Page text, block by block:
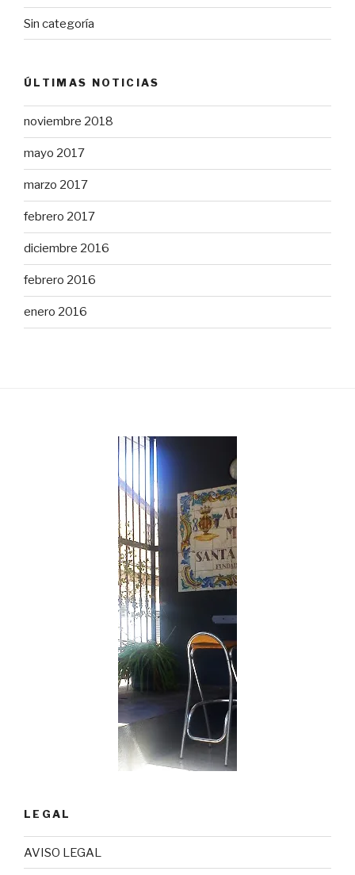
Sin categoría
ÚLTIMAS NOTICIAS
noviembre 2018
mayo 2017
marzo 2017
febrero 2017
diciembre 2016
febrero 2016
enero 2016
LEGAL
AVISO LEGAL